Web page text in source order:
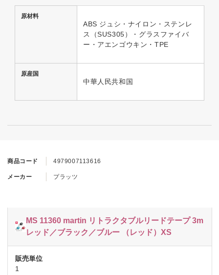
商品コード 4979007113616
メーカー プラッツ
MS 11360 martin リトラクタブルリードテープ 3m
レッド／ブラック／ブルー （レッド）XS
1
原材料
ABS ジュシ・ナイロン・ステンレ
ス（SUS305）・グラスファイバ
ー・アエンゴウキン・TPE
原産国
中華人民共和国